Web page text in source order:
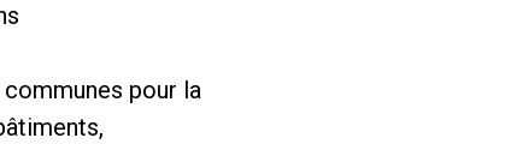
pour la